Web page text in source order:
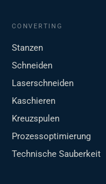
CONVERTING
Stanzen
Schneiden
Laserschneiden
Kaschieren
Kreuzspulen
Prozessoptimierung
Technische Sauberkeit